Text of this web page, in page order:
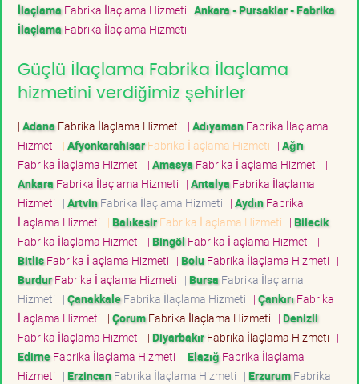
İlaçlama Fabrika İlaçlama Hizmeti Ankara - Pursaklar - Fabrika
İlaçlama Fabrika İlaçlama Hizmeti
Güçlü İlaçlama Fabrika İlaçlama
hizmetini verdiğimiz şehirler
| Adana Fabrika İlaçlama Hizmeti | AdıyamanFabrika İlaçlama
Hizmeti | AfyonkarahisarFabrika İlaçlama Hizmeti | Ağrı
Fabrika İlaçlama Hizmeti | Amasya Fabrika İlaçlama Hizmeti |
Ankara Fabrika İlaçlama Hizmeti | Antalya Fabrika İlaçlama
Hizmeti | ArtvinFabrika İlaçlama Hizmeti | AydınFabrika
İlaçlama Hizmeti | BalıkesirFabrika İlaçlama Hizmeti | Bilecik
Fabrika İlaçlama Hizmeti | Bingöl Fabrika İlaçlama Hizmeti |
BitlisFabrika İlaçlama Hizmeti | BoluFabrika İlaçlama Hizmeti |
BurdurFabrika İlaçlama Hizmeti | Bursa Fabrika İlaçlama
Hizmeti | ÇanakkaleFabrika İlaçlama Hizmeti | Çankırı Fabrika
İlaçlama Hizmeti | ÇorumFabrika İlaçlama Hizmeti | Denizli
Fabrika İlaçlama Hizmeti | DiyarbakırFabrika İlaçlama Hizmeti |
EdirneFabrika İlaçlama Hizmeti | Elazığ Fabrika İlaçlama
Hizmeti | ErzincanFabrika İlaçlama Hizmeti | ErzurumFabrika